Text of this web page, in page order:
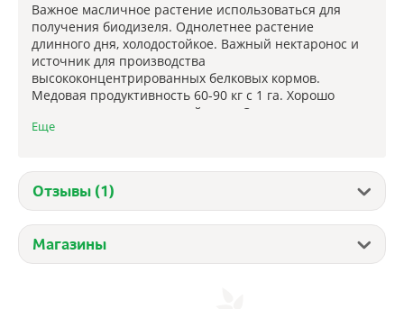
Важное масличное растение использоваться для
получения биодизеля. Однолетнее растение
длинного дня, холодостойкое. Важный нектаронос и
источник для производства
высококонцентрированных белковых кормов.
Медовая продуктивность 60-90 кг с 1 га. Хорошо
произрастает в умеренной зоне. Семена рапса
ярового прорастают при температуре 1–3 °C,
производства масла. Это ценный
концентрированный корм для скота. Рапсовый шрот
используется в животноводстве как пищевая основа
Еще
Отзывы (1)
Магазины